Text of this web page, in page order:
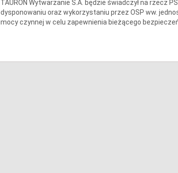
TAURON Wytwarzanie S.A. będzie świadczył na rzecz
dysponowaniu oraz wykorzystaniu przez OSP ww.
mocy czynnej w celu zapewnienia bieżącego